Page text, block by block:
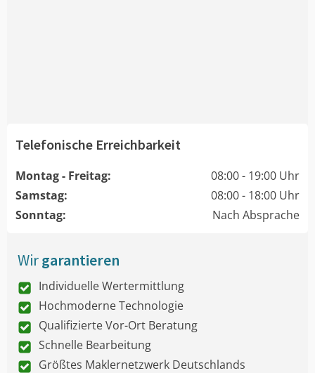
Telefonische Erreichbarkeit
Montag - Freitag:
08:00 - 19:00 Uhr
Samstag:
08:00 - 18:00 Uhr
Sonntag:
Nach Absprache
Wirgarantieren
Individuelle Wertermittlung
Hochmoderne Technologie
Qualifizierte Vor-Ort Beratung
Schnelle Bearbeitung
Größtes Maklernetzwerk Deutschlands